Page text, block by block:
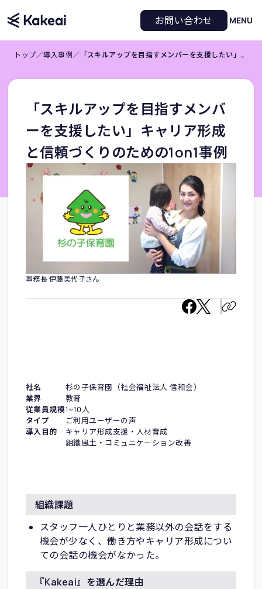
お問い合わせ MENU
トップ／導入事例／ 「スキルアップを目指すメンバーを支援したい」キャリア形成と信頼づくりのための1on1事例
「スキルアップを目指すメンバ
ーを支援したい」キャリア形成
と信頼づくりのための1on1事例
事務長 伊藤美代子さん
社名
杉の子保育園（社会福祉法人 信和会）
業界
教育
従業員規模1~10人
タイプ
ご利用ユーザーの声
導入目的
キャリア形成支援・人材育成
組織風土・コミュニケーション改善
組織課題
スタッフ一人ひとりと業務以外の会話をする
機会が少なく、働き方やキャリア形成につい
ての会話の機会がなかった。
『Kakeai』を選んだ理由